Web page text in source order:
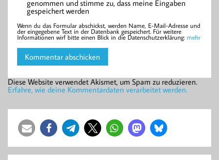
genommen und stimme zu, dass meine Eingaben
gespeichert werden
Wenn du das Formular abschickst, werden Name, E-Mail-Adresse und
der eingegebene Text in der Datenbank gespeichert. Für weitere
Informationen wirf bitte einen Blick in die Datenschutzerklärung: mehr
Diese Website verwendet Akismet, um Spam zu reduzieren.
Erfahre, wie deine Kommentardaten verarbeitet werden.